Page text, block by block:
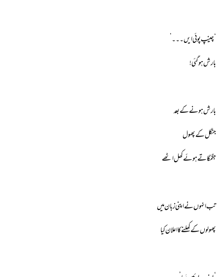
‘چینپ پوئی ایں۔۔۔’
بارش ہوگئی!
بارش ہونے کے بعد
جنگل کے پھول
جگمگاتے ہوئے کھل اٹھے
تب انہوں نے اپنی زبان میں
پھولوں کے کھلنے کا اعلان کیا